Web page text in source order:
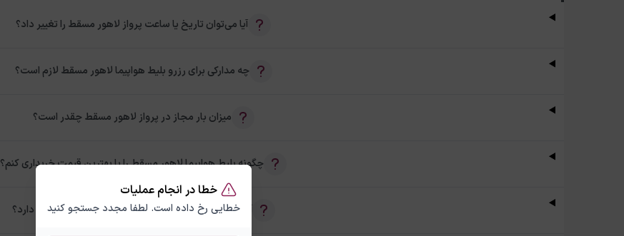
خطا در انجام عملیات
خطایی رخ داده است. لطفا مجدد جستجو کنید
آیا می‌توان تاریخ یا ساعت پرواز لاهور مسقط را تغییر داد؟
چه مدارکی برای رزرو بلیط هواپیما لاهور مسقط لازم است؟
میزان بار مجاز در پرواز لاهور مسقط چقدر است؟
چگونه بلیط هواپیما لاهور مسقط را با بهترین قیمت خریداری کنم؟
آیا امکان خرید بلیط رفت و برگشت لاهور مسقط وجود دارد؟